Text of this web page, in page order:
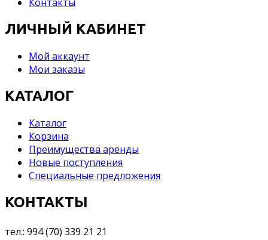
ЛИЧНЫЙ КАБИНЕТ
Мой аккаунт
Мои заказы
КАТАЛОГ
Каталог
Корзина
Преимущества аренды
Новые поступления
Специальные предложения
КОНТАКТЫ
тел.: 994 (70) 339 21 21